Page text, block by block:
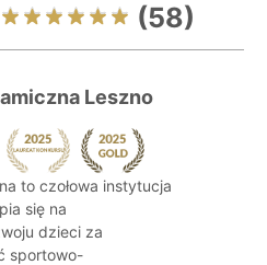
(58)
Leszno
to czołowa instytucja
się na
dzieci za
sportowo-